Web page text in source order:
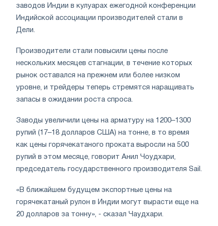
заводов Индии в кулуарах ежегодной конференции
Индийской ассоциации производителей стали в
Дели.
Производители стали повысили цены после
нескольких месяцев стагнации, в течение которых
рынок оставался на прежнем или более низком
уровне, и трейдеры теперь стремятся наращивать
запасы в ожидании роста спроса.
Заводы увеличили цены на арматуру на 1200–1300
рупий (17–18 долларов США) на тонне, в то время
как цены горячекатаного проката выросли на 500
рупий в этом месяце, говорит Анил Чоудхари,
председатель государственного производителя Sail.
«В ближайшем будущем экспортные цены на
горячекатаный рулон в Индии могут вырасти еще на
20 долларов за тонну», - сказал Чаудхари.